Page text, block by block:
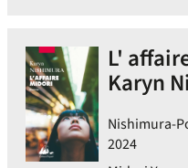
L'
Karyn
Nishimura-
2024